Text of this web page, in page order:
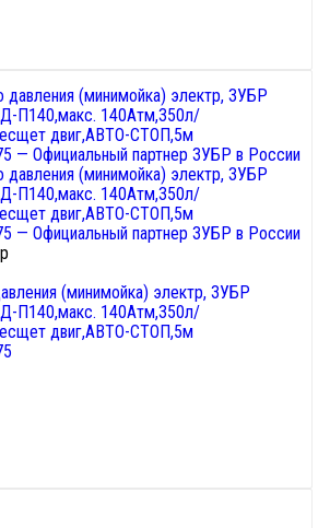
(минимойка) электр, ЗУБР
П140,макс. 140Атм,350л/
двиг,АВТО-СТОП,5м